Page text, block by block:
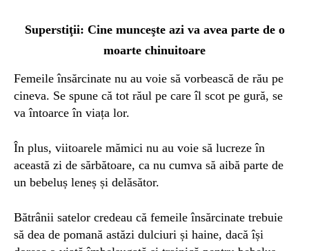
Superstiţii: Cine munceşte azi va avea parte de o
moarte chinuitoare
Femeile însărcinate nu au voie să vorbească de rău pe
cineva. Se spune că tot răul pe care îl scot pe gură, se
va întoarce în viața lor.
În plus, viitoarele mămici nu au voie să lucreze în
această zi de sărbătoare, ca nu cumva să aibă parte de
un bebeluș leneș și delăsător.
Bătrânii satelor credeau că femeile însărcinate trebuie
să dea de pomană astăzi dulciuri și haine, dacă își